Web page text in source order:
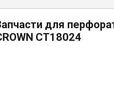
для
CT18024